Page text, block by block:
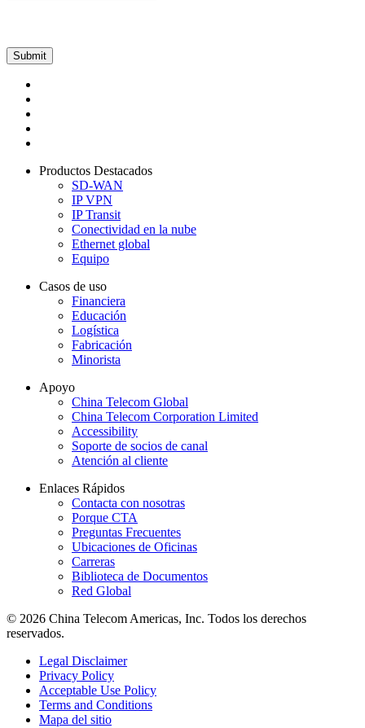
Productos Destacados
SD-WAN
IP VPN
IP Transit
Conectividad en la nube
Ethernet global
Equipo
Casos de uso
Financiera
Educación
Logística
Fabricación
Minorista
Apoyo
China Telecom Global
China Telecom Corporation Limited
Accessibility
Soporte de socios de canal
Atención al cliente
Enlaces Rápidos
Contacta con nosotras
Porque CTA
Preguntas Frecuentes
Ubicaciones de Oficinas
Carreras
Biblioteca de Documentos
Red Global
© 2026 China Telecom Americas, Inc. Todos los derechos
reservados.
Legal Disclaimer
Privacy Policy
Acceptable Use Policy
Terms and Conditions
Mapa del sitio